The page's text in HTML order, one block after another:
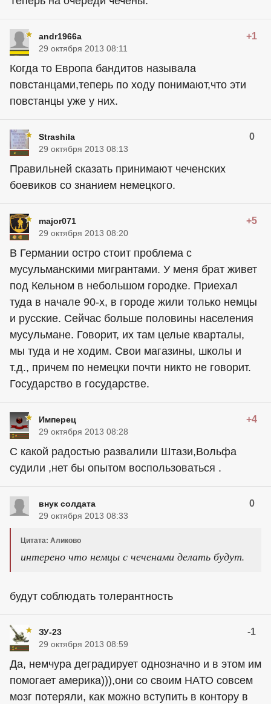
andr1966a +1
29 октября 2013 08:11
Когда то Европа бандитов называла
повстанцами,теперь по ходу понимают,что эти
повстанцы уже у них.
Strashila 0
29 октября 2013 08:13
Правильней сказать принимают чеченских
боевиков со знанием немецкого.
major071 +5
29 октября 2013 08:20
В Германии остро стоит проблема с
мусульманскими мигрантами. У меня брат живет
под Кельном в небольшом городке. Приехал
туда в начале 90-х, в городе жили только немцы
и русские. Сейчас больше половины населения
мусульмане. Говорит, их там целые кварталы,
мы туда и не ходим. Свои магазины, школы и
т.д., причем по немецки почти никто не говорит.
Государство в государстве.
Имперец +4
29 октября 2013 08:28
С какой радостью развалили Штази,Вольфа
судили ,нет бы опытом воспользоваться .
внук солдата 0
29 октября 2013 08:33
Цитата: Аликово
интерено что немцы с чеченами делать будут.
будут соблюдать толерантность
ЗУ-23 -1
29 октября 2013 08:59
Да, немчура деградирует однозначно и в этом им
помогает америка))),они со своим НАТО совсем
мозг потеряли, как можно вступить в контору в